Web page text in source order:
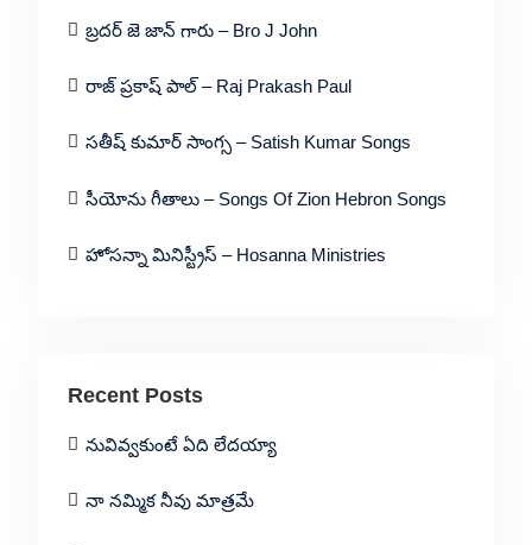
బ్రదర్ జె జాన్ గారు – Bro J John
రాజ్ ప్రకాష్ పాల్ – Raj Prakash Paul
సతీష్ కుమార్ సాంగ్స – Satish Kumar Songs
సీయోను గీతాలు – Songs Of Zion Hebron Songs
హోసన్నా మినిస్ట్రీస్ – Hosanna Ministries
Recent Posts
నువివ్వకుంటే ఏది లేదయ్యా
నా నమ్మిక నీవు మాత్రమే